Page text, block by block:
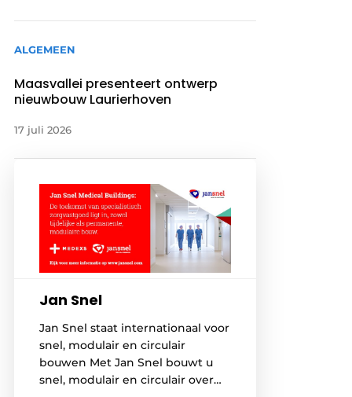
ALGEMEEN
Maasvallei presenteert ontwerp
nieuwbouw Laurierhoven
17 juli 2026
Jan Snel
Jan Snel staat internationaal voor
snel, modulair en circulair
bouwen Met Jan Snel bouwt u
snel, modulair en circulair over